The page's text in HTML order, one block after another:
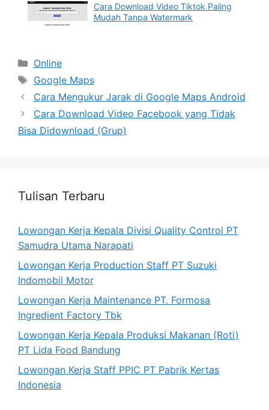
Cara Download Video Tiktok Paling
Mudah Tanpa Watermark
Categories
Online
Tags
Google Maps
Cara Mengukur Jarak di Google Maps Android
Cara Download Video Facebook yang Tidak
Bisa Didownload (Grup)
Tulisan Terbaru
Lowongan Kerja Kepala Divisi Quality Control PT
Samudra Utama Narapati
Lowongan Kerja Production Staff PT Suzuki
Indomobil Motor
Lowongan Kerja Maintenance PT. Formosa
Ingredient Factory Tbk
Lowongan Kerja Kepala Produksi Makanan (Roti)
PT Lida Food Bandung
Lowongan Kerja Staff PPIC PT Pabrik Kertas
Indonesia